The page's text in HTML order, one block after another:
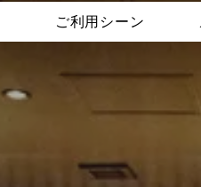
ご利用シーン